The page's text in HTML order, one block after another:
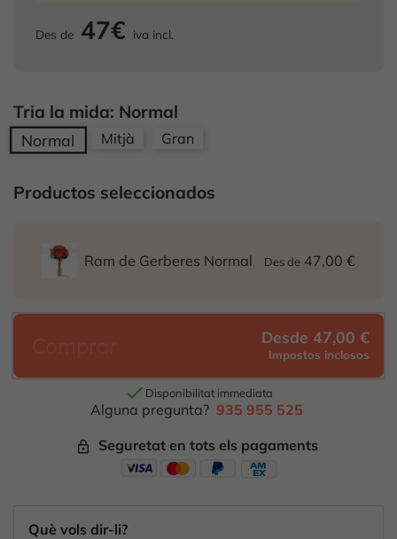
Què vols dir-li?
Des de 47€ iva incl.
Tria la mida: Normal
Normal Mitjà Gran
Productos seleccionados
Ram de Gerberes Normal Des de 47,00 €
 Disponibilitat immediata
Desde 47,00 €
Impostos inclosos
Alguna pregunta? 935 955 525
lock_outline Seguretat en tots els pagaments